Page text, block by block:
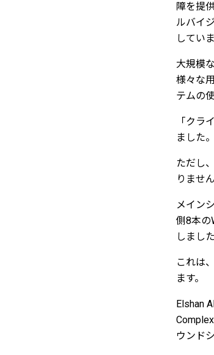
障を提
ルバイ
していま
大規模
様々な
テムの
「クラ
ました。
ただし
りませ
メイン
側8本の
しました
これは
ます。
Elshan
ウンド